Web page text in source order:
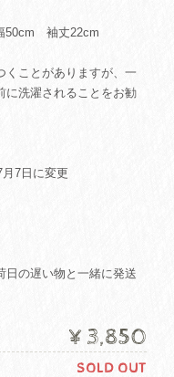
袖丈22cm
ことがありますが、一
に洗濯されることをお勧
7日に変更
の遅い物と一緒に発送
¥3,850
SOLD OUT